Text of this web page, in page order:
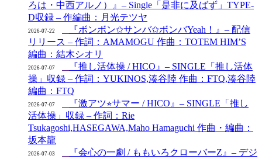
ろは・中西アルノ）』– Single「是非に及ばず」TYPE-
D収録 – 作編曲：月光テツヤ
2026-07-22
『ボンボン✩サンバ✩ボンバYeah！』– 配信
リリース – 作詞：AMAMOGU 作曲：TOTEM HIM’S
編曲：結木シオリ
2026-07-07
『推し活体操 / HICO』– SINGLE「推し活体
操」収録 – 作詞：YUKINOS,湊谷陸 作曲：FTQ,湊谷陸
編曲：FTQ
2026-07-07
『激アツ⭐︎サマー / HICO』– SINGLE「推し
活体操」収録 – 作詞：Rie
Tsukagoshi,HASEGAWA,Maho Hamaguchi 作曲・編曲：
坂本龍
2026-07-03
『会心の一劇 / ももいろクローバーZ』– デジ